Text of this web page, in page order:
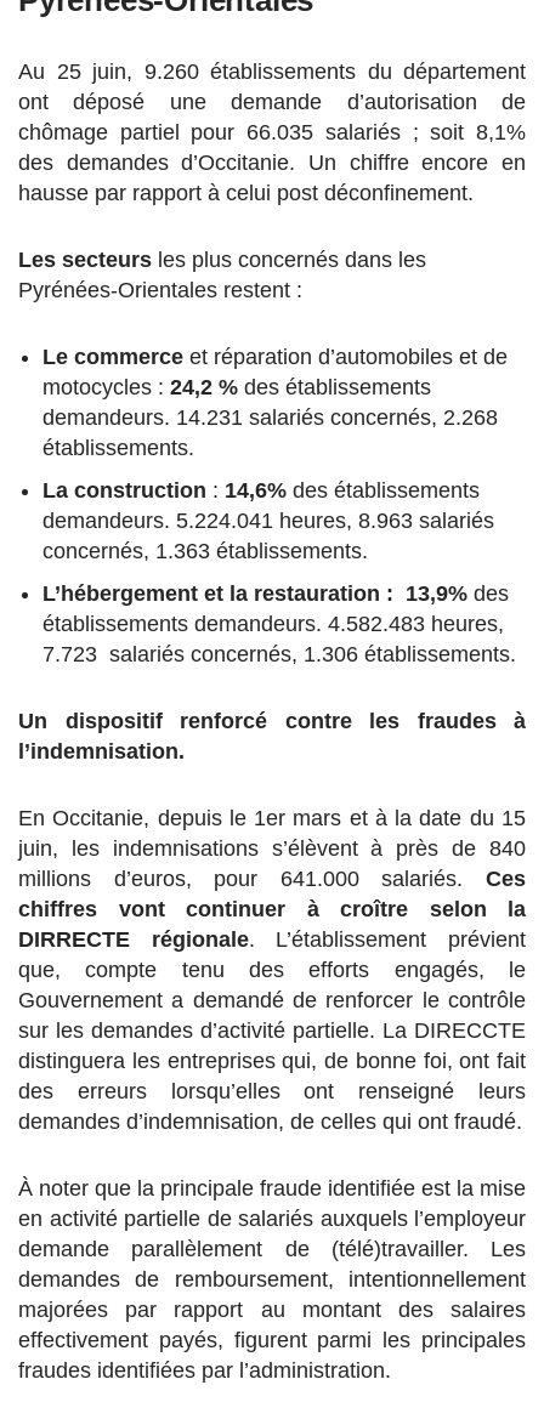
Au 25 juin, 9.260 établissements du département
ont déposé une demande d’autorisation de
chômage partiel pour 66.035 salariés ; soit 8,1%
des demandes d’Occitanie. Un chiffre encore en
hausse par rapport à celui post déconfinement.
Les secteurs les plus concernés dans les
Pyrénées-Orientales restent :
Le commerce et réparation d’automobiles et de
motocycles : 24,2 % des établissements
demandeurs. 14.231 salariés concernés, 2.268
établissements.
La construction : 14,6% des établissements
demandeurs. 5.224.041 heures, 8.963 salariés
concernés, 1.363 établissements.
L’hébergement et la restauration : 13,9% des
établissements demandeurs. 4.582.483 heures,
7.723 salariés concernés, 1.306 établissements.
Un dispositif renforcé contre les fraudes à
l’indemnisation.
En Occitanie, depuis le 1er mars et à la date du 15
juin, les indemnisations s’élèvent à près de 840
millions d’euros, pour 641.000 salariés. Ces
chiffres vont continuer à croître selon la
DIRRECTE régionale. L’établissement prévient
que, compte tenu des efforts engagés, le
Gouvernement a demandé de renforcer le contrôle
sur les demandes d’activité partielle. La DIRECCTE
distinguera les entreprises qui, de bonne foi, ont fait
des erreurs lorsqu’elles ont renseigné leurs
demandes d’indemnisation, de celles qui ont fraudé.
À noter que la principale fraude identifiée est la mise
en activité partielle de salariés auxquels l’employeur
demande parallèlement de (télé)travailler. Les
demandes de remboursement, intentionnellement
majorées par rapport au montant des salaires
effectivement payés, figurent parmi les principales
fraudes identifiées par l’administration.